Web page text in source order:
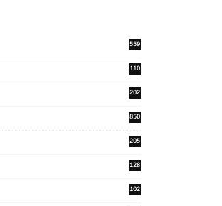
559
110
202
850
205
128
102